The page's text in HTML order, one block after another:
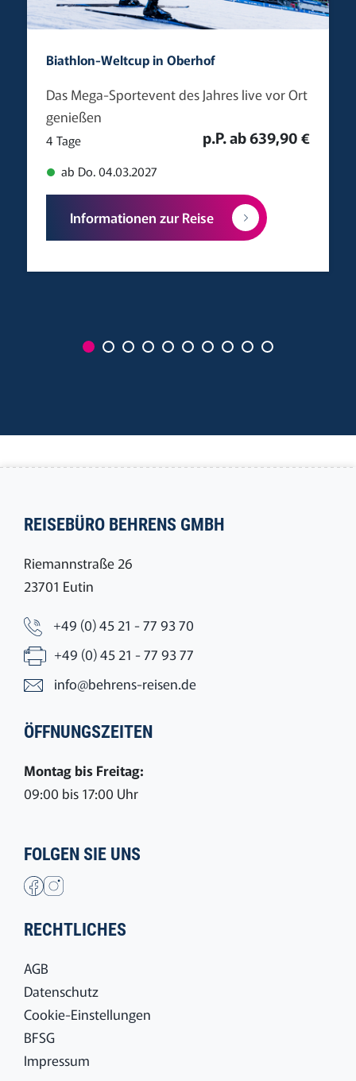
Biathlon-Weltcup in Oberhof
Das Mega-Sportevent des Jahres live vor Ort
genießen
4 Tage
ab Do. 04.03.2027
p.P. ab 639,90 €
Informationen zur Reise
REISEBÜRO BEHRENS GMBH
Riemannstraße 26
23701 Eutin
+49 (0) 45 21 - 77 93 70
+49 (0) 45 21 - 77 93 77
info@behrens-reisen.de
ÖFFNUNGSZEITEN
Montag bis Freitag:
09:00 bis 17:00 Uhr
FOLGEN SIE UNS
RECHTLICHES
AGB
Datenschutz
Cookie-Einstellungen
BFSG
Impressum